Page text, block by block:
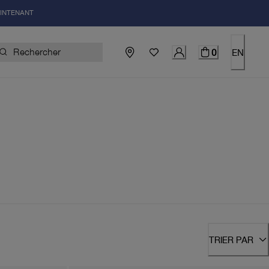
0 EN
TRIER PAR